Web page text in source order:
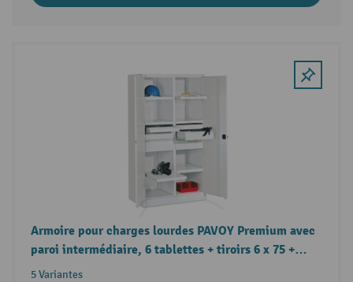
Armoire pour charges lourdes PAVOY Premium avec
paroi intermédiaire, 6 tablettes + tiroirs 6 x 75 +
2 x 125 + 2 x 175 mm
5 Variantes